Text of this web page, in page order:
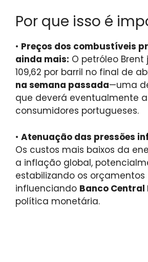
Por que isso é
• Preços dos combustíveis
ainda mais: O petróleo Brent
109,62 por barril no final de
na semana passada—uma
que deverá eventualmente
consumidores portugueses.
• Atenuação das pressões
Os custos mais baixos da
a inflação global,
estabilizando os
influenciando Banco Central
política monetária.